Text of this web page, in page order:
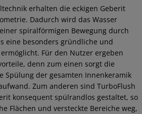
erhalten die eckigen Geberit
Dadurch wird das Wasser
spiralförmigen Bewegung durch
eine besonders gründliche und
Für den Nutzer ergeben
denn zum einen sorgt die
Spülung der gesamten Innenkeramik
Zum anderen sind TurboFlush
konsequent spülrandlos gestaltet, so
Flächen und versteckte Bereiche weg,